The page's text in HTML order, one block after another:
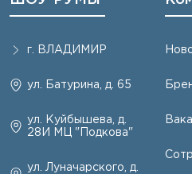
г. ВЛАДИМИР
ул. Батурина, д. 65
ул. Куйбышева, д.
28И МЦ "Подкова"
ул. Луначарского, д.